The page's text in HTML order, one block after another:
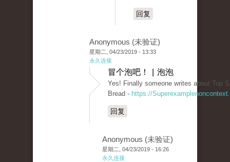
回复
Anonymous (未验证)
星期二, 04/23/2019 - 13:33
永久连接
冒个泡吧！ | 泡泡
Yes! Finally someone writes about Top
Bread - https://
回复
Anonymous (未验证)
星期二, 04/23/2019 - 16:26
永久连接